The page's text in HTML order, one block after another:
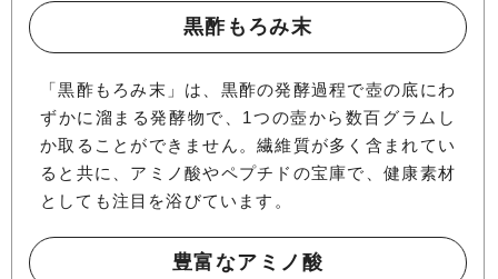
黒酢もろみ末
「黒酢もろみ末」は、黒酢の発酵過程で壺の底にわ
ずかに溜まる発酵物で、1つの壺から数百グラムし
か取ることができません。繊維質が多く含まれてい
ると共に、アミノ酸やペプチドの宝庫で、健康素材
としても注目を浴びています。
豊富なアミノ酸